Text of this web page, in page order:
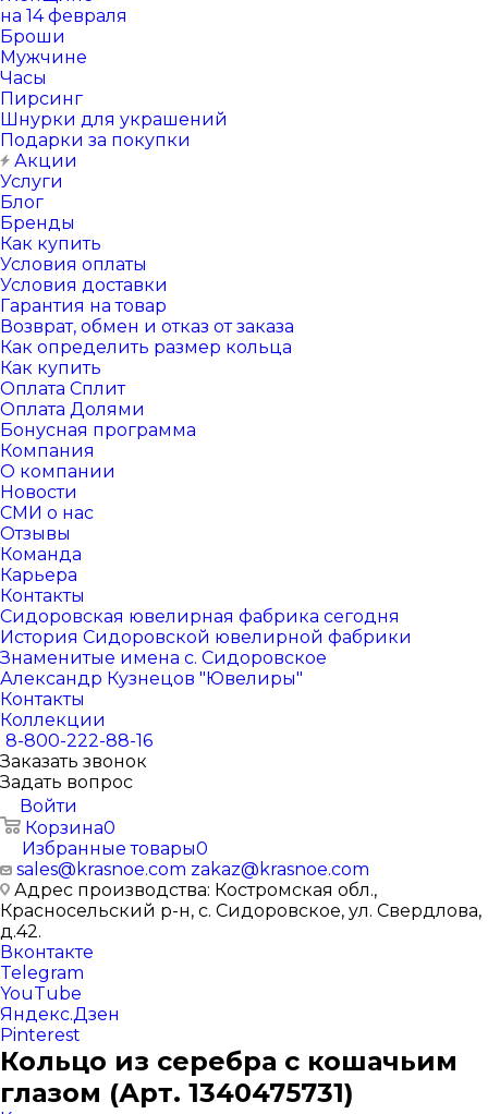
на 14 февраля
Броши
Мужчине
Часы
Пирсинг
Шнурки для украшений
Подарки за покупки
Акции
Услуги
Блог
Бренды
Как купить
Условия оплаты
Условия доставки
Гарантия на товар
Возврат, обмен и отказ от заказа
Как определить размер кольца
Как купить
Оплата Сплит
Оплата Долями
Бонусная программа
Компания
О компании
Новости
СМИ о нас
Отзывы
Команда
Карьера
Контакты
Сидоровская ювелирная фабрика сегодня
История Сидоровской ювелирной фабрики
Знаменитые имена с. Сидоровское
Александр Кузнецов "Ювелиры"
Контакты
Коллекции
8-800-222-88-16
Заказать звонок
Задать вопрос
Войти
Корзина0
Избранные товары0
sales@krasnoe.com zakaz@krasnoe.com
Адрес производства: Костромская обл.,
Красносельский р-н, с. Сидоровское, ул. Свердлова,
д.42.
Вконтакте
Telegram
YouTube
Яндекс.Дзен
Pinterest
Кольцо из серебра с кошачьим
глазом (Арт. 1340475731)